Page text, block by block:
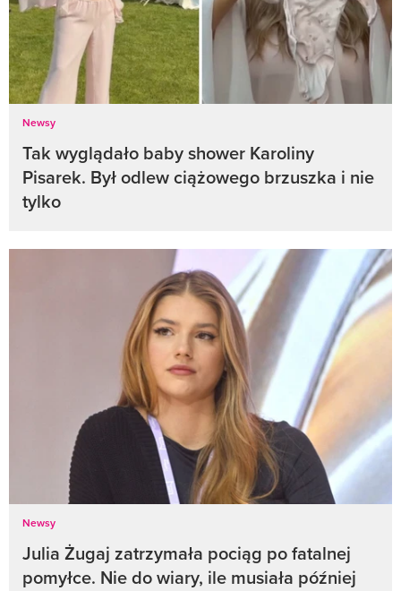
Newsy
Tak wyglądało baby shower Karoliny
Pisarek. Był odlew ciążowego brzuszka i nie
tylko
Newsy
Julia Żugaj zatrzymała pociąg po fatalnej
pomyłce. Nie do wiary, ile musiała później